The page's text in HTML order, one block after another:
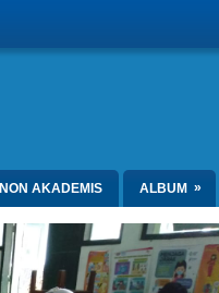
NON AKADEMIS ALBUM »